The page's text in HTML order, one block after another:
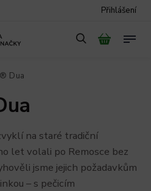
Přihlášení
Dua
na staré tradiční
let volali po Remosce bez
jsme jejich požadavkům
– s pečicím